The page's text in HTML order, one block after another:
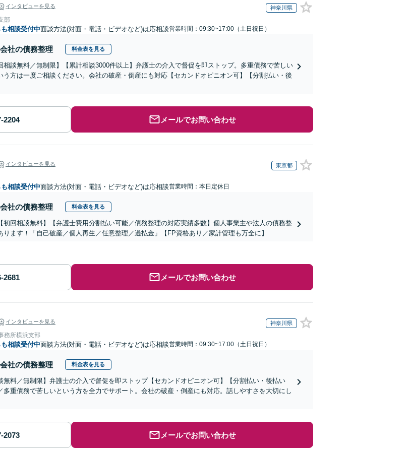
インタビューを見る 神奈川県
部
相談受付中面談方法(対面・電話・ビデオなど)は応相談営業時間：09:30~17:00（土日祝日）
社の債務整理 料金表を見る
相談無料／無制限】【累計相談3000件以上】弁護士の介入で督促を即ストップ。多重債務で苦しい
う方は一度ご相談ください。会社の破産・倒産にも対応【セカンドオピニオン可】【分割払い・後
メールでお問い合わせ
インタビューを見る 東京都
相談受付中面談方法(対面・電話・ビデオなど)は応相談営業時間：本日定休日
社の債務整理 料金表を見る
初回相談無料】【弁護士費用分割払い可能／債務整理の対応実績多数】個人事業主や法人の債務整
ります！「自己破産／個人再生／任意整理／過払金」【FP資格あり／家計管理も万全に】
メールでお問い合わせ
インタビューを見る 神奈川県
務所横浜支部
相談受付中面談方法(対面・電話・ビデオなど)は応相談営業時間：09:30~17:00（土日祝日）
社の債務整理 料金表を見る
無料／無制限】弁護士の介入で督促を即ストップ【セカンドオピニオン可】【分割払い・後払い
多重債務で苦しいという方を全力でサポート。会社の破産・倒産にも対応。話しやすさを大切にし
メールでお問い合わせ